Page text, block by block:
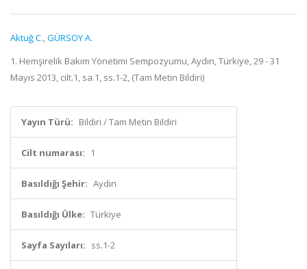
Aktuğ C.,GÜRSOY A.
1. Hemşirelik Bakım Yönetimi Sempozyumu, Aydın, Türkiye, 29 - 31
Mayıs 2013, cilt.1, sa.1, ss.1-2, (Tam Metin Bildiri)
Yayın Türü: Bildiri / Tam Metin Bildiri
Cilt numarası: 1
Basıldığı Şehir: Aydın
Basıldığı Ülke: Türkiye
Sayfa Sayıları: ss.1-2